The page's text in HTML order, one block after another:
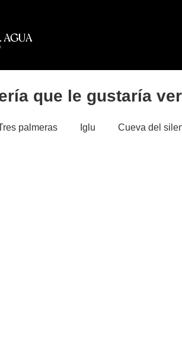
que le gustaría ver
palmeras Iglu Cueva del